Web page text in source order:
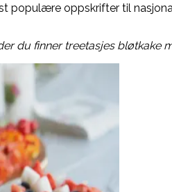
populære oppskrifter til
du finner treetasjes